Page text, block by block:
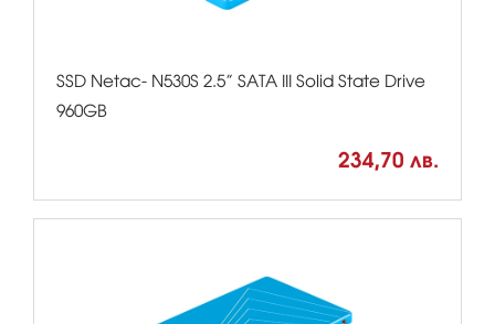
SSD Netac- N530S 2.5” SATA III Solid State Drive
960GB
234,70 лв.